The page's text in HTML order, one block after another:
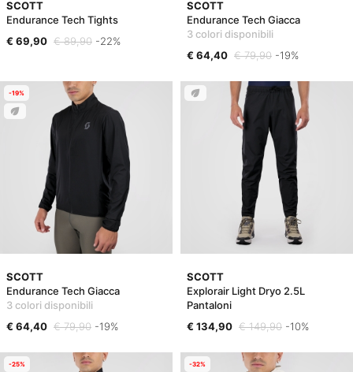
SCOTT
Endurance Tech Tights
€ 69,90 € 89,90 -22%
SCOTT
Endurance Tech Giacca
3 colori disponibili
€ 64,40 € 79,90 -19%
SCOTT
Endurance Tech Giacca
3 colori disponibili
€ 64,40 € 79,90 -19%
-19%
SCOTT
Explorair Light Dryo 2.5L
Pantaloni
€ 134,90 € 149,90 -10%
-25% -32%